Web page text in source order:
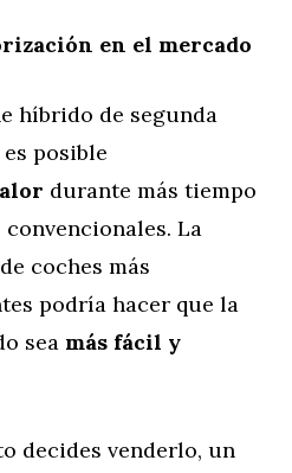
en el mercado
híbrido de segunda
posible
durante más tiempo
La
coches más
podría hacer que la
sea más fácil y
decides venderlo, un